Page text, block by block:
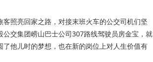
照亮回家之路，对接末班火车的公交司机们坚
交集团崂山巴士公司307路线驾驶员房金宝，就
他儿时的梦想，也在新的岗位上对人生价值有